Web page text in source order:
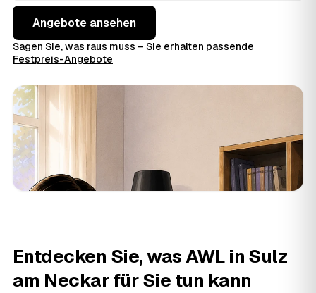
Angebote ansehen
Sagen Sie, was raus muss – Sie erhalten passende
Festpreis-Angebote
Entdecken Sie, was AWL in Sulz
am Neckar für Sie tun kann